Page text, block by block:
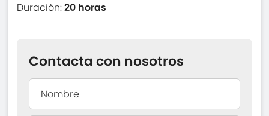
Duración:20 horas
Contacta con nosotros